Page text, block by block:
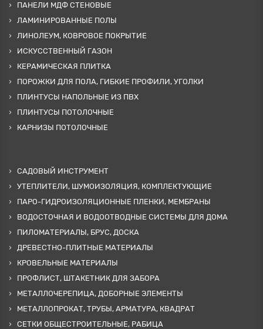
ПАНЕЛИ МДФ СТЕНОВЫЕ
ЛАМИНИРОВАННЫЕ ПОЛЫ
ЛИНОЛЕУМ, КОВРОВОЕ ПОКРЫТИЕ
ИСКУССТВЕННЫЙ ГАЗОН
КЕРАМИЧЕСКАЯ ПЛИТКА
ПОРОЖКИ ДЛЯ ПОЛА, ГИБКИЕ ПРОФИЛИ, УГОЛКИ
ПЛИНТУСЫ НАПОЛЬНЫЕ ИЗ ПВХ
ПЛИНТУСЫ ПОТОЛОЧНЫЕ
КАРНИЗЫ ПОТОЛОЧНЫЕ
САДОВЫЙ ИНСТРУМЕНТ
УТЕПЛИТЕЛИ, ШУМОИЗОЛЯЦИЯ, КОМПЛЕКТУЮЩИЕ
ПАРО-ГИДРОИЗОЛЯЦИОННЫЕ ПЛЕНКИ, МЕМБРАНЫ
ВОДОСТОЧНАЯ И ВОДООТВОДНЫЕ СИСТЕМЫ ДЛЯ ДОМА
ПИЛОМАТЕРИАЛЫ, БРУС, ДОСКА
ДРЕВЕСТНО-ПЛИТНЫЕ МАТЕРИАЛЫ
КРОВЕЛЬНЫЕ МАТЕРИАЛЫ
ПРОФЛИСТ, ШТАКЕТНИК ДЛЯ ЗАБОРА
МЕТАЛЛОЧЕРЕПИЦА, ДОБОРНЫЕ ЭЛЕМЕНТЫ
МЕТАЛЛОПРОКАТ, ТРУБЫ, АРМАТУРА, КВАДРАТ
СЕТКИ ОБЩЕСТРОИТЕЛЬНЫЕ, РАБИЦА